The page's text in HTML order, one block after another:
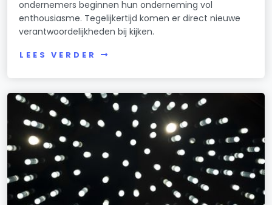
ondernemers beginnen hun onderneming vol
enthousiasme. Tegelijkertijd komen er direct nieuwe
verantwoordelijkheden bij kijken.
LEES VERDER